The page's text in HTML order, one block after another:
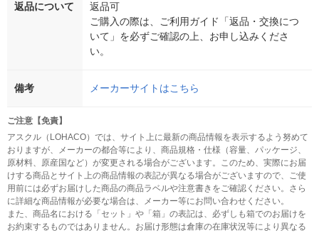
返品について
返品可
ご購入の際は、ご利用ガイド「返品・交換につ
いて」を必ずご確認の上、お申し込みくださ
い。
備考 メーカーサイトはこちら
ご注意【免責】
アスクル（LOHACO）では、サイト上に最新の商品情報を表示するよう努めて
おりますが、メーカーの都合等により、商品規格・仕様（容量、パッケージ、
原材料、原産国など）が変更される場合がございます。このため、実際にお届
けする商品とサイト上の商品情報の表記が異なる場合がございますので、ご使
用前には必ずお届けした商品の商品ラベルや注意書きをご確認ください。さら
に詳細な商品情報が必要な場合は、メーカー等にお問い合わせください。
また、商品名における「セット」や「箱」の表記は、必ずしも箱でのお届けを
お約束するものではありません。お届け形態は倉庫の在庫状況等により異なる